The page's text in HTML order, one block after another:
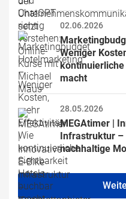
02.06.2026
Weniger
macht
28.05.2026
MEGAtimer |
Infrastruktur –
nachhaltige